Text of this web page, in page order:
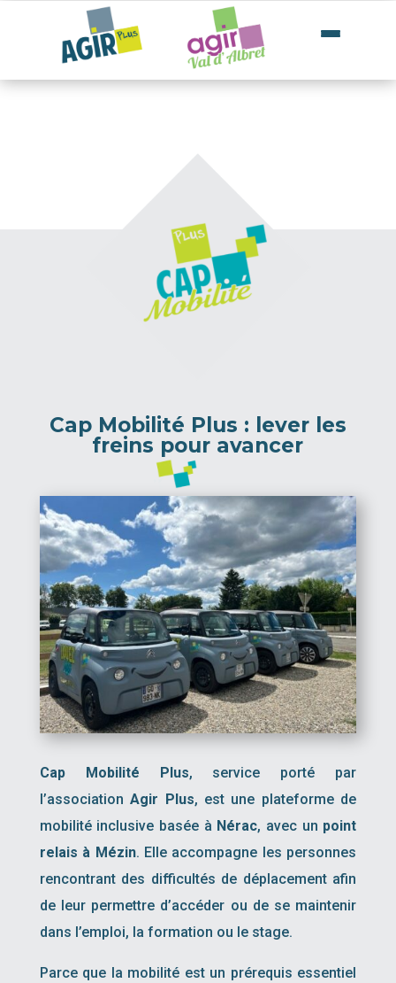
Cap Mobilité Plus : lever les
freins pour avancer
Cap Mobilité Plus, service porté par
l’associationAgir Plus, est une plateforme de
mobilité inclusive basée à Nérac, avec un point
relais à Mézin. Elle accompagne les personnes
rencontrant des difficultés de déplacement afin
de leur permettre d’accéder ou de se maintenir
dans l’emploi, la formation ou le stage.
Parce que la mobilité est un prérequis essentiel